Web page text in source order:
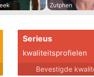
Zutphen
Serieus
kwaliteitsprofielen
Bevestigde